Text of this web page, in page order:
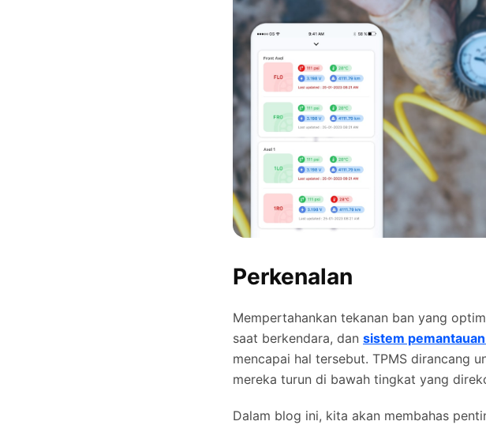
Perkenalan
Mempertahankan tekanan ban yang
saat berkendara, dan sistem
mencapai hal tersebut. TPMS dirancang
mereka turun di bawah tingkat yang
Dalam blog ini, kita akan membahas